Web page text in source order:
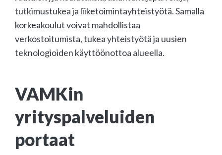
tutkimustukea ja liiketoimintayhteistyötä. Samalla
korkeakoulut voivat mahdollistaa
verkostoitumista, tukea yhteistyötä ja uusien
teknologioiden käyttöönottoa alueella.
VAMKin
yrityspalveluiden
portaat